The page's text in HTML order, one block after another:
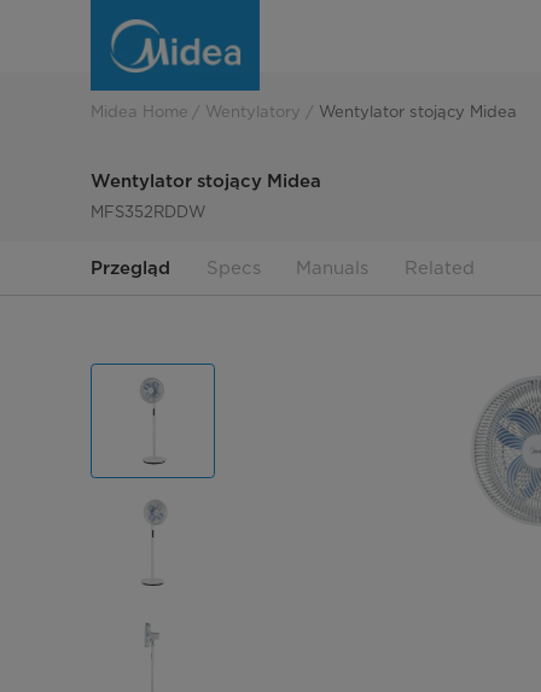
MFS352RDDW
Midea Home Wentylatory Wentylator stojący Midea
Wentylator stojący Midea
MFS352RDDW
Przegląd Specs Manuals Related